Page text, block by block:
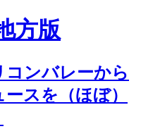
方版
ンバレーから
スを（ほぼ）